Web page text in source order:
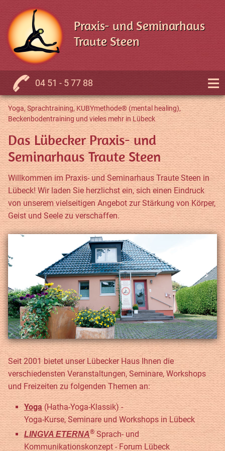
Praxis- und Seminarhaus
Traute Steen
04 51 - 5 77 88 ≡
Yoga, Sprachtraining, KUBYmethode® (mental healing),
Beckenbodentraining und vieles mehr in Lübeck
Das Lübecker Praxis- und
Seminarhaus Traute Steen
Willkommen im Praxis- und Seminarhaus Traute Steen in
Lübeck! Wir laden Sie herzlichst ein, sich einen Eindruck
von unserem vielseitigen Angebot zur Stärkung von Körper,
Geist und Seele zu verschaffen.
Seit 2001 bietet unser Lübecker Haus Ihnen die
verschiedensten Veranstaltungen, Seminare, Workshops
und Freizeiten zu folgenden Themen an:
Yoga(Hatha-Yoga-Klassik) -
Yoga-Kurse, Seminare und Workshops in Lübeck
LINGVA ETERNA® Sprach- und
Kommunikationskonzept - Forum Lübeck